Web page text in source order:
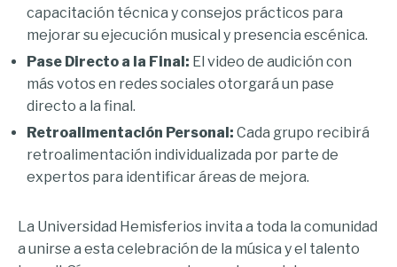
capacitación técnica y consejos prácticos para
mejorar su ejecución musical y presencia escénica.
Pase Directo a la Final: El video de audición con
más votos en redes sociales otorgará un pase
directo a la final.
Retroalimentación Personal: Cada grupo recibirá
retroalimentación individualizada por parte de
expertos para identificar áreas de mejora.
La Universidad Hemisferios invita a toda la comunidad
a unirse a esta celebración de la música y el talento